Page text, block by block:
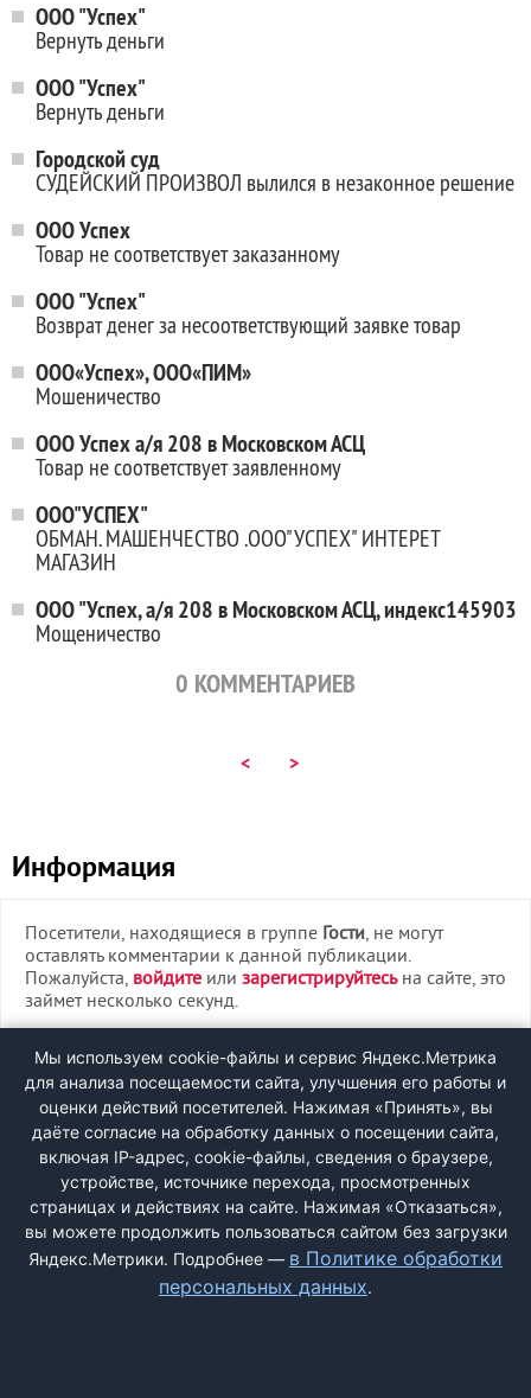
ООО "Успех"
Вернуть деньги
ООО "Успех"
Вернуть деньги
Городской суд
СУДЕЙСКИЙ ПРОИЗВОЛ вылился в незаконное решение
ООО Успех
Товар не соответствует заказанному
ООО "Успех"
Возврат денег за несоответствующий заявке товар
ООО«Успех», ООО«ПИМ»
Мошеничество
ООО Успех а/я 208 в Московском АСЦ
Товар не соответствует заявленному
ООО"УСПЕХ"
ОБМАН. МАШЕНЧЕСТВО .ООО"УСПЕХ" ИНТЕРЕТ
МАГАЗИН
ООО "Успех, а/я 208 в Московском АСЦ, индекс145903
Мощеничество
0 КОММЕНТАРИЕВ
< >
Информация
Посетители, находящиеся в группе Гости, не могут
оставлять комментарии к данной публикации.
Пожалуйста, войдите или зарегистрируйтесьна сайте, это
займет несколько секунд.
ВХОД
РЕГИСТРАЦИЯ
Быстрая регистрациячерез соцсети:
Мы используем cookie-файлы и сервис Яндекс.Метрика
для анализа посещаемости сайта, улучшения его работы и
оценки действий посетителей. Нажимая «Принять», вы
даёте согласие на обработку данных о посещении сайта,
включая IP-адрес, cookie-файлы, сведения о браузере,
устройстве, источнике перехода, просмотренных
страницах и действиях на сайте. Нажимая «Отказаться»,
вы можете продолжить пользоваться сайтом без загрузки
Яндекс.Метрики. Подробнее — в Политике обработки
персональных данных.